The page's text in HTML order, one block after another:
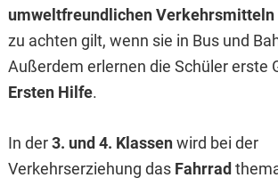
umweltfreundlichen Verkehrsmitteln
zu achten gilt, wenn sie in Bus und
Außerdem erlernen die Schüler erste
Ersten Hilfe.
In der3. und 4. Klassenwird bei der
Verkehrserziehung das Fahrrad